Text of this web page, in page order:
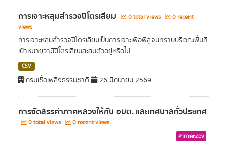
การเจาะหลุมสำรวจปิโตรเลียม 0 total views
0 recent
views
การเจาะหลุมสำรวจปิโตรเลียมเป็นการเจาะเพื่อพิสูจน์ทราบบริเวณพื้นที่
เป้าหมายว่ามีปิโตรเลียมสะสมตัวอยู่หรือไม่
CSV
กรมเชื้อเพลิงธรรมชาติ 26 มิถุนายน 2569
การจัดสรรค่าภาคหลวงให้กับ อบต. และเทศบาลทั่วประเทศ
0 total views 0 recent views
ค่าภาคหลวง